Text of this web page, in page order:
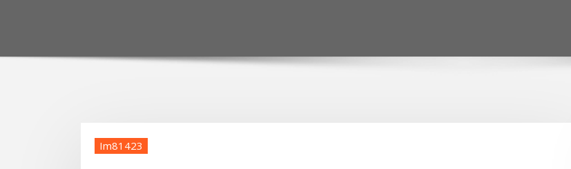
Im81423